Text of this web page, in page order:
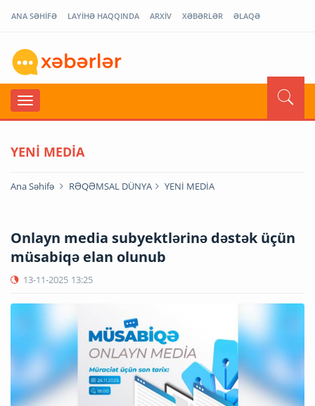
ANA SƏHİFƏ LAYİHƏ HAQQINDA ARXİV XƏBƏRLƏR ƏLAQƏ
YENİ MEDİA
Ana Səhifə RƏQƏMSAL DÜNYA YENİ MEDİA
Onlayn media subyektlərinə dəstək üçün
müsabiqə elan olunub
13-11-2025 13:25